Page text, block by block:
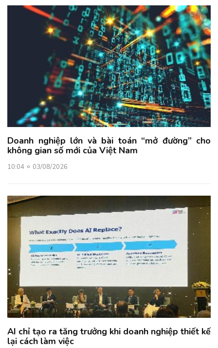
Doanh nghiệp lớn và bài toán “mở đường” cho
không gian số mới của Việt Nam
10:04 03/08/2026
AI chỉ tạo ra tăng trưởng khi doanh nghiệp thiết kế
lại cách làm việc